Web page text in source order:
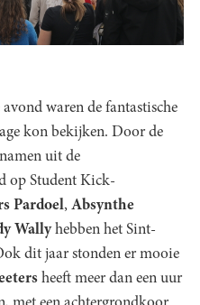
waren de fantastische
kon bekijken. Door de
uit de
op Student Kick-
Pardoel, Absynthe
Wallyhebben het Sint-
dit jaar stonden er mooie
heeft meer dan een uur